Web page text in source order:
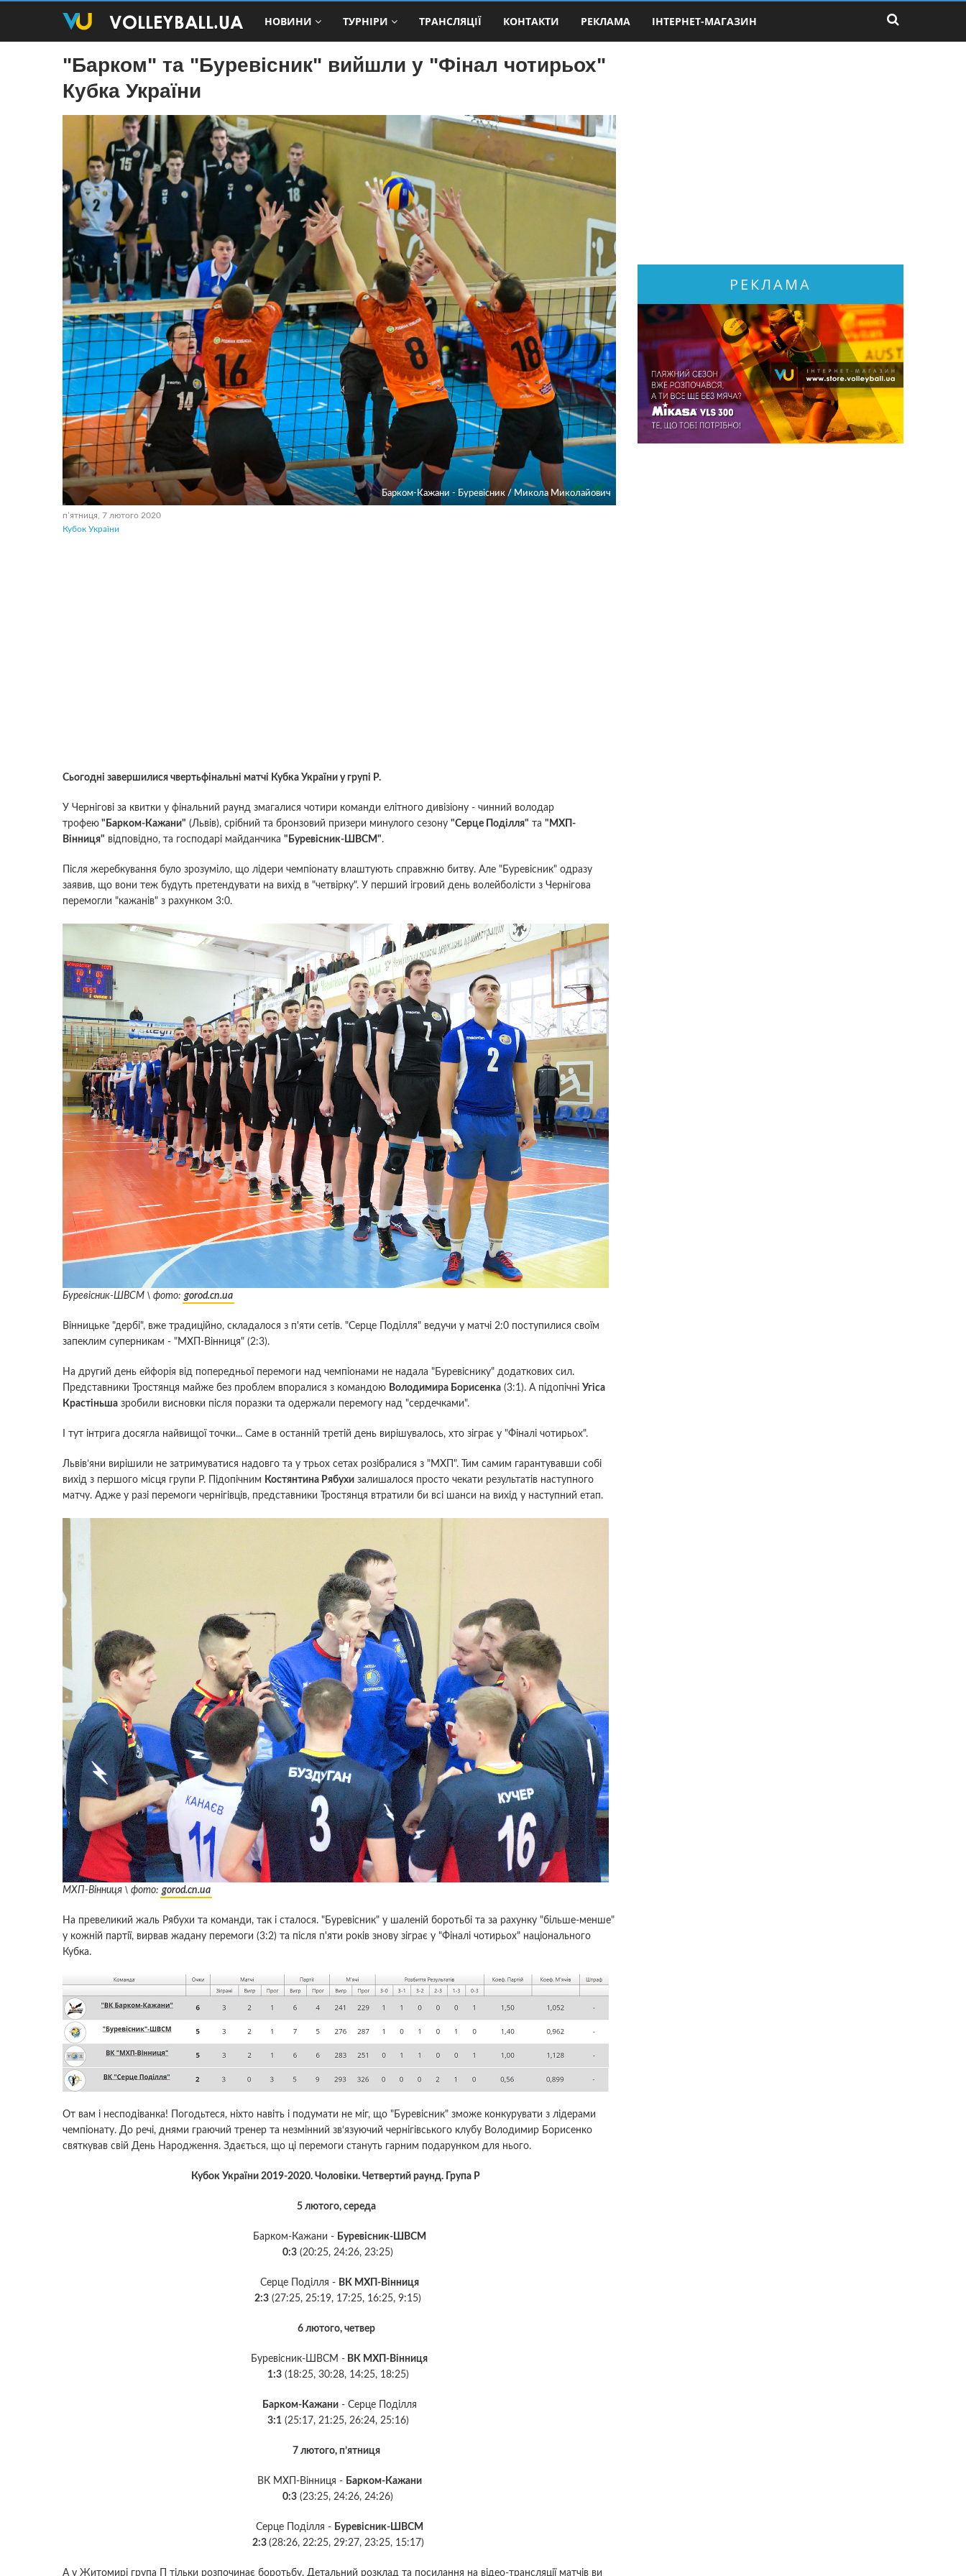
НОВИНИ ТУРНІРИ ТРАНСЛЯЦІЇ КОНТАКТИ РЕКЛАМА ІНТЕРНЕТ-МАГАЗИН
"Барком" та "Буревісник" вийшли у "Фінал чотирьох"
Кубка України
Барком-Кажани - Буревісник / Микола Миколайович
пʼятниця, 7 лютого 2020
Кубок України
Сьогодні завершилися чвертьфінальні матчі Кубка України у групі Р.
У Чернігові за квитки у фінальний раунд змагалися чотири команди елітного дивізіону - чинний володар
трофею "Барком-Кажани" (Львів), срібний та бронзовий призери минулого сезону "Серце Поділля" та "МХП-
Вінниця" відповідно, та господарі майданчика "Буревісник-ШВСМ".
Після жеребкування було зрозуміло, що лідери чемпіонату влаштують справжню битву. Але "Буревісник" одразу
заявив, що вони теж будуть претендувати на вихід в "четвірку". У перший ігровий день волейболісти з Чернігова
перемогли "кажанів" з рахунком 3:0.
Буревісник-ШВСМ \ фото: gorod.cn.ua
Вінницьке "дербі", вже традиційно, складалося з п'яти сетів. "Серце Поділля" ведучи у матчі 2:0 поступилися своїм
запеклим суперникам - "МХП-Вінниця" (2:3).
На другий день ейфорія від попередньої перемоги над чемпіонами не надала "Буревіснику" додаткових сил.
Представники Тростянця майже без проблем впоралися з командою Володимира Борисенка (3:1). А підопічні Угіса
Крастіньша зробили висновки після поразки та одержали перемогу над "сердечками".
І тут інтрига досягла найвищої точки... Саме в останній третій день вирішувалось, хто зіграє у "Фіналі чотирьох".
Львів’яни вирішили не затримуватися надовго та у трьох сетах розібралися з "МХП". Тим самим гарантувавши собі
вихід з першого місця групи Р. Підопічним Костянтина Рябухи залишалося просто чекати результатів наступного
матчу. Адже у разі перемоги чернігівців, представники Тростянця втратили би всі шанси на вихід у наступний етап.
МХП-Вінниця \ фото: gorod.cn.ua
На превеликий жаль Рябухи та команди, так і сталося. "Буревісник" у шаленій боротьбі та за рахунку "більше-менше"
у кожній партії, вирвав жадану перемоги (3:2) та після п'яти років знову зіграє у "Фіналі чотирьох" національного
Кубка.
От вам і несподіванка! Погодьтеся, ніхто навіть і подумати не міг, що "Буревісник" зможе конкурувати з лідерами
чемпіонату. До речі, днями граючий тренер та незмінний зв‘язуючий чернігівського клубу Володимир Борисенко
святкував свій День Народження. Здається, що ці перемоги стануть гарним подарунком для нього.
Кубок України 2019-2020. Чоловіки. Четвертий раунд. Група Р
5 лютого, середа
Барком-Кажани - Буревісник-ШВСМ
0:3 (20:25, 24:26, 23:25)
Серце Поділля - ВК МХП-Вінниця
2:3 (27:25, 25:19, 17:25, 16:25, 9:15)
6 лютого, четвер
Буревісник-ШВСМ - ВК МХП-Вінниця
1:3(18:25, 30:28, 14:25, 18:25)
Барком-Кажани- Серце Поділля
3:1(25:17, 21:25, 26:24, 25:16)
7 лютого, п’ятниця
ВК МХП-Вінниця - Барком-Кажани
0:3 (23:25, 24:26, 24:26)
Серце Поділля - Буревісник-ШВСМ
2:3 (28:26, 22:25, 29:27, 23:25, 15:17)
А у Житомирі група П тільки розпочинає боротьбу. Детальний розклад та посилання на відео-трансляції матчів ви
РЕКЛАМА